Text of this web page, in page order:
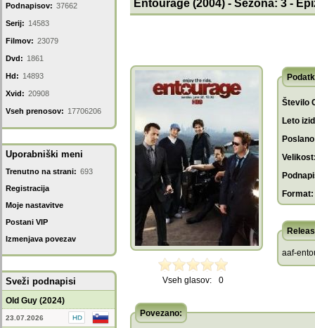
Podnapisov: 37662
Serij: 14583
Filmov: 23079
Dvd: 1861
Hd: 14893
Xvid: 20908
Vseh prenosov: 17706206
Uporabniški meni
Trenutno na strani: 693
Registracija
Moje nastavitve
Postani VIP
Izmenjava povezav
Sveži podnapisi
Old Guy (2024)
23.07.2026
Entourage (2004) - Sezona: 3 -
Vseh glasov: 0
Število
Leto
Format:
aaf-
Povezano: